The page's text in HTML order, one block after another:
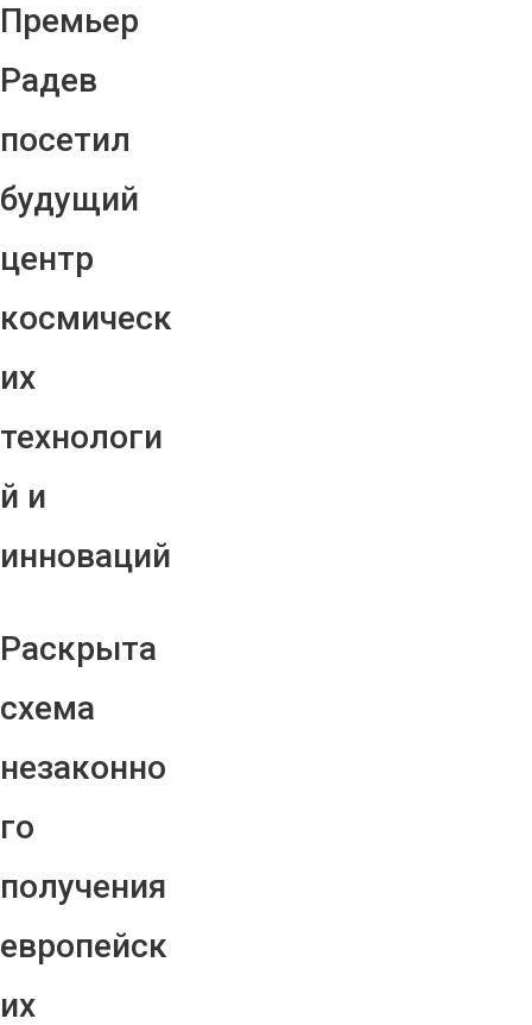
Премьер
Радев
посетил
будущий
центр
космическ
их
технологи
й и
инноваций
Раскрыта
схема
незаконно
го
получения
европейск
их